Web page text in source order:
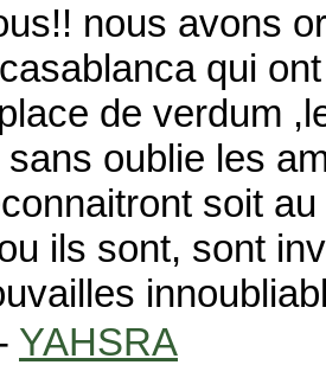
nous avons
qui
de verdum
sans oublie les
soit
ils sont, sont
YAHSRA